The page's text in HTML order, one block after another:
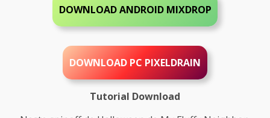
DOWNLOAD ANDROID MIXDROP
DOWNLOAD PC PIXELDRAIN
Tutorial Download